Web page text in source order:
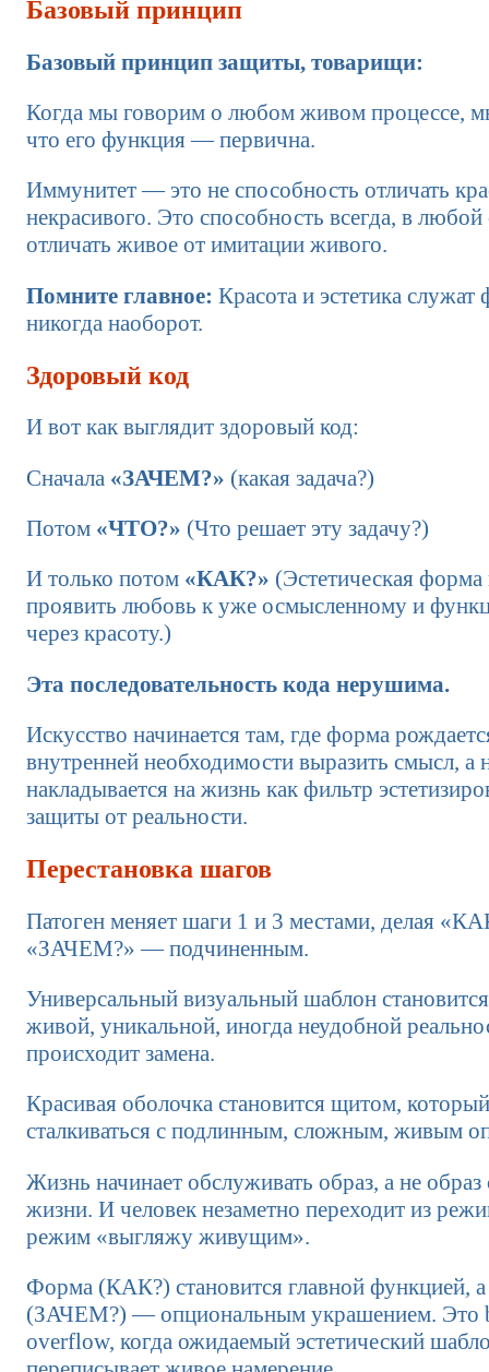
Базовый принцип
Базовый принцип защиты, товарищи:
Когда мы говорим о любом живом процессе,
что его функция — первична.
Иммунитет — это не способность отличать
некрасивого. Это способность всегда, в любой
отличать живое от имитации живого.
Помните главное: Красота и эстетика служат
никогда наоборот.
Здоровый код
И вот как выглядит здоровый код:
Сначала «ЗАЧЕМ?» (какая задача?)
Потом «ЧТО?» (Что решает эту задачу?)
И только потом «КАК?» (Эстетическая форма
проявить любовь к уже осмысленному и
через красоту.)
Эта последовательность кода нерушима.
Искусство начинается там, где форма
внутренней необходимости выразить смысл, а
накладывается на жизнь как фильтр
защиты от реальности.
Перестановка шагов
Патоген меняет шаги 1 и 3 местами, делая
«ЗАЧЕМ?» — подчиненным.
Универсальный визуальный шаблон
живой, уникальной, иногда неудобной
происходит замена.
Красивая оболочка становится щитом,
сталкиваться с подлинным, сложным, живым
Жизнь начинает обслуживать образ, а не
жизни. И человек незаметно переходит из
режим «выгляжу живущим».
Форма (КАК?) становится главной функцией,
(ЗАЧЕМ?) — опциональным украшением. Это
overflow, когда ожидаемый эстетический